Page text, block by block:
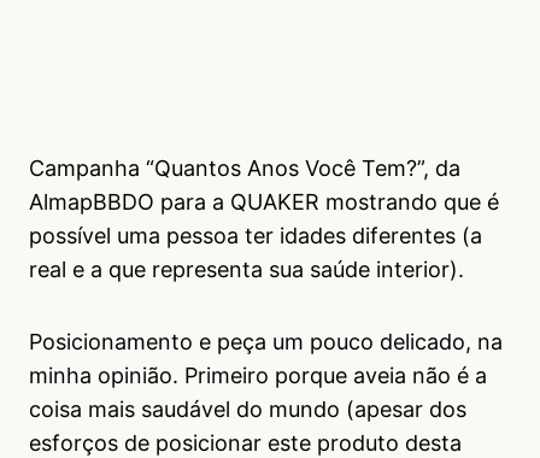
Campanha “Quantos Anos Você Tem?”, da
AlmapBBDO para a QUAKER mostrando que é
possível uma pessoa ter idades diferentes (a
real e a que representa sua saúde interior).
Posicionamento e peça um pouco delicado, na
minha opinião. Primeiro porque aveia não é a
coisa mais saudável do mundo (apesar dos
esforços de posicionar este produto desta